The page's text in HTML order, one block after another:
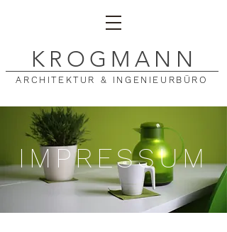
K ROGMAN N
ARCHITEKTUR & INGENIEURBÜRO
IMPRESSUM